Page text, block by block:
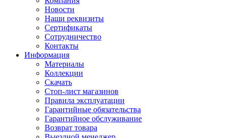
Новости
Наши реквизиты
Сертификаты
Сотрудничество
Контакты
Информация
Материалы
Коллекции
Скачать
Стоп-лист магазинов
Правила эксплуатации
Гарантийные обязательства
Гарантийное обслуживание
Возврат товара